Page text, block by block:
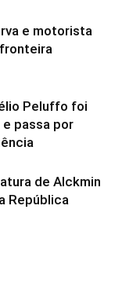
e motorista
Peluffo foi
passa por
de Alckmin
República